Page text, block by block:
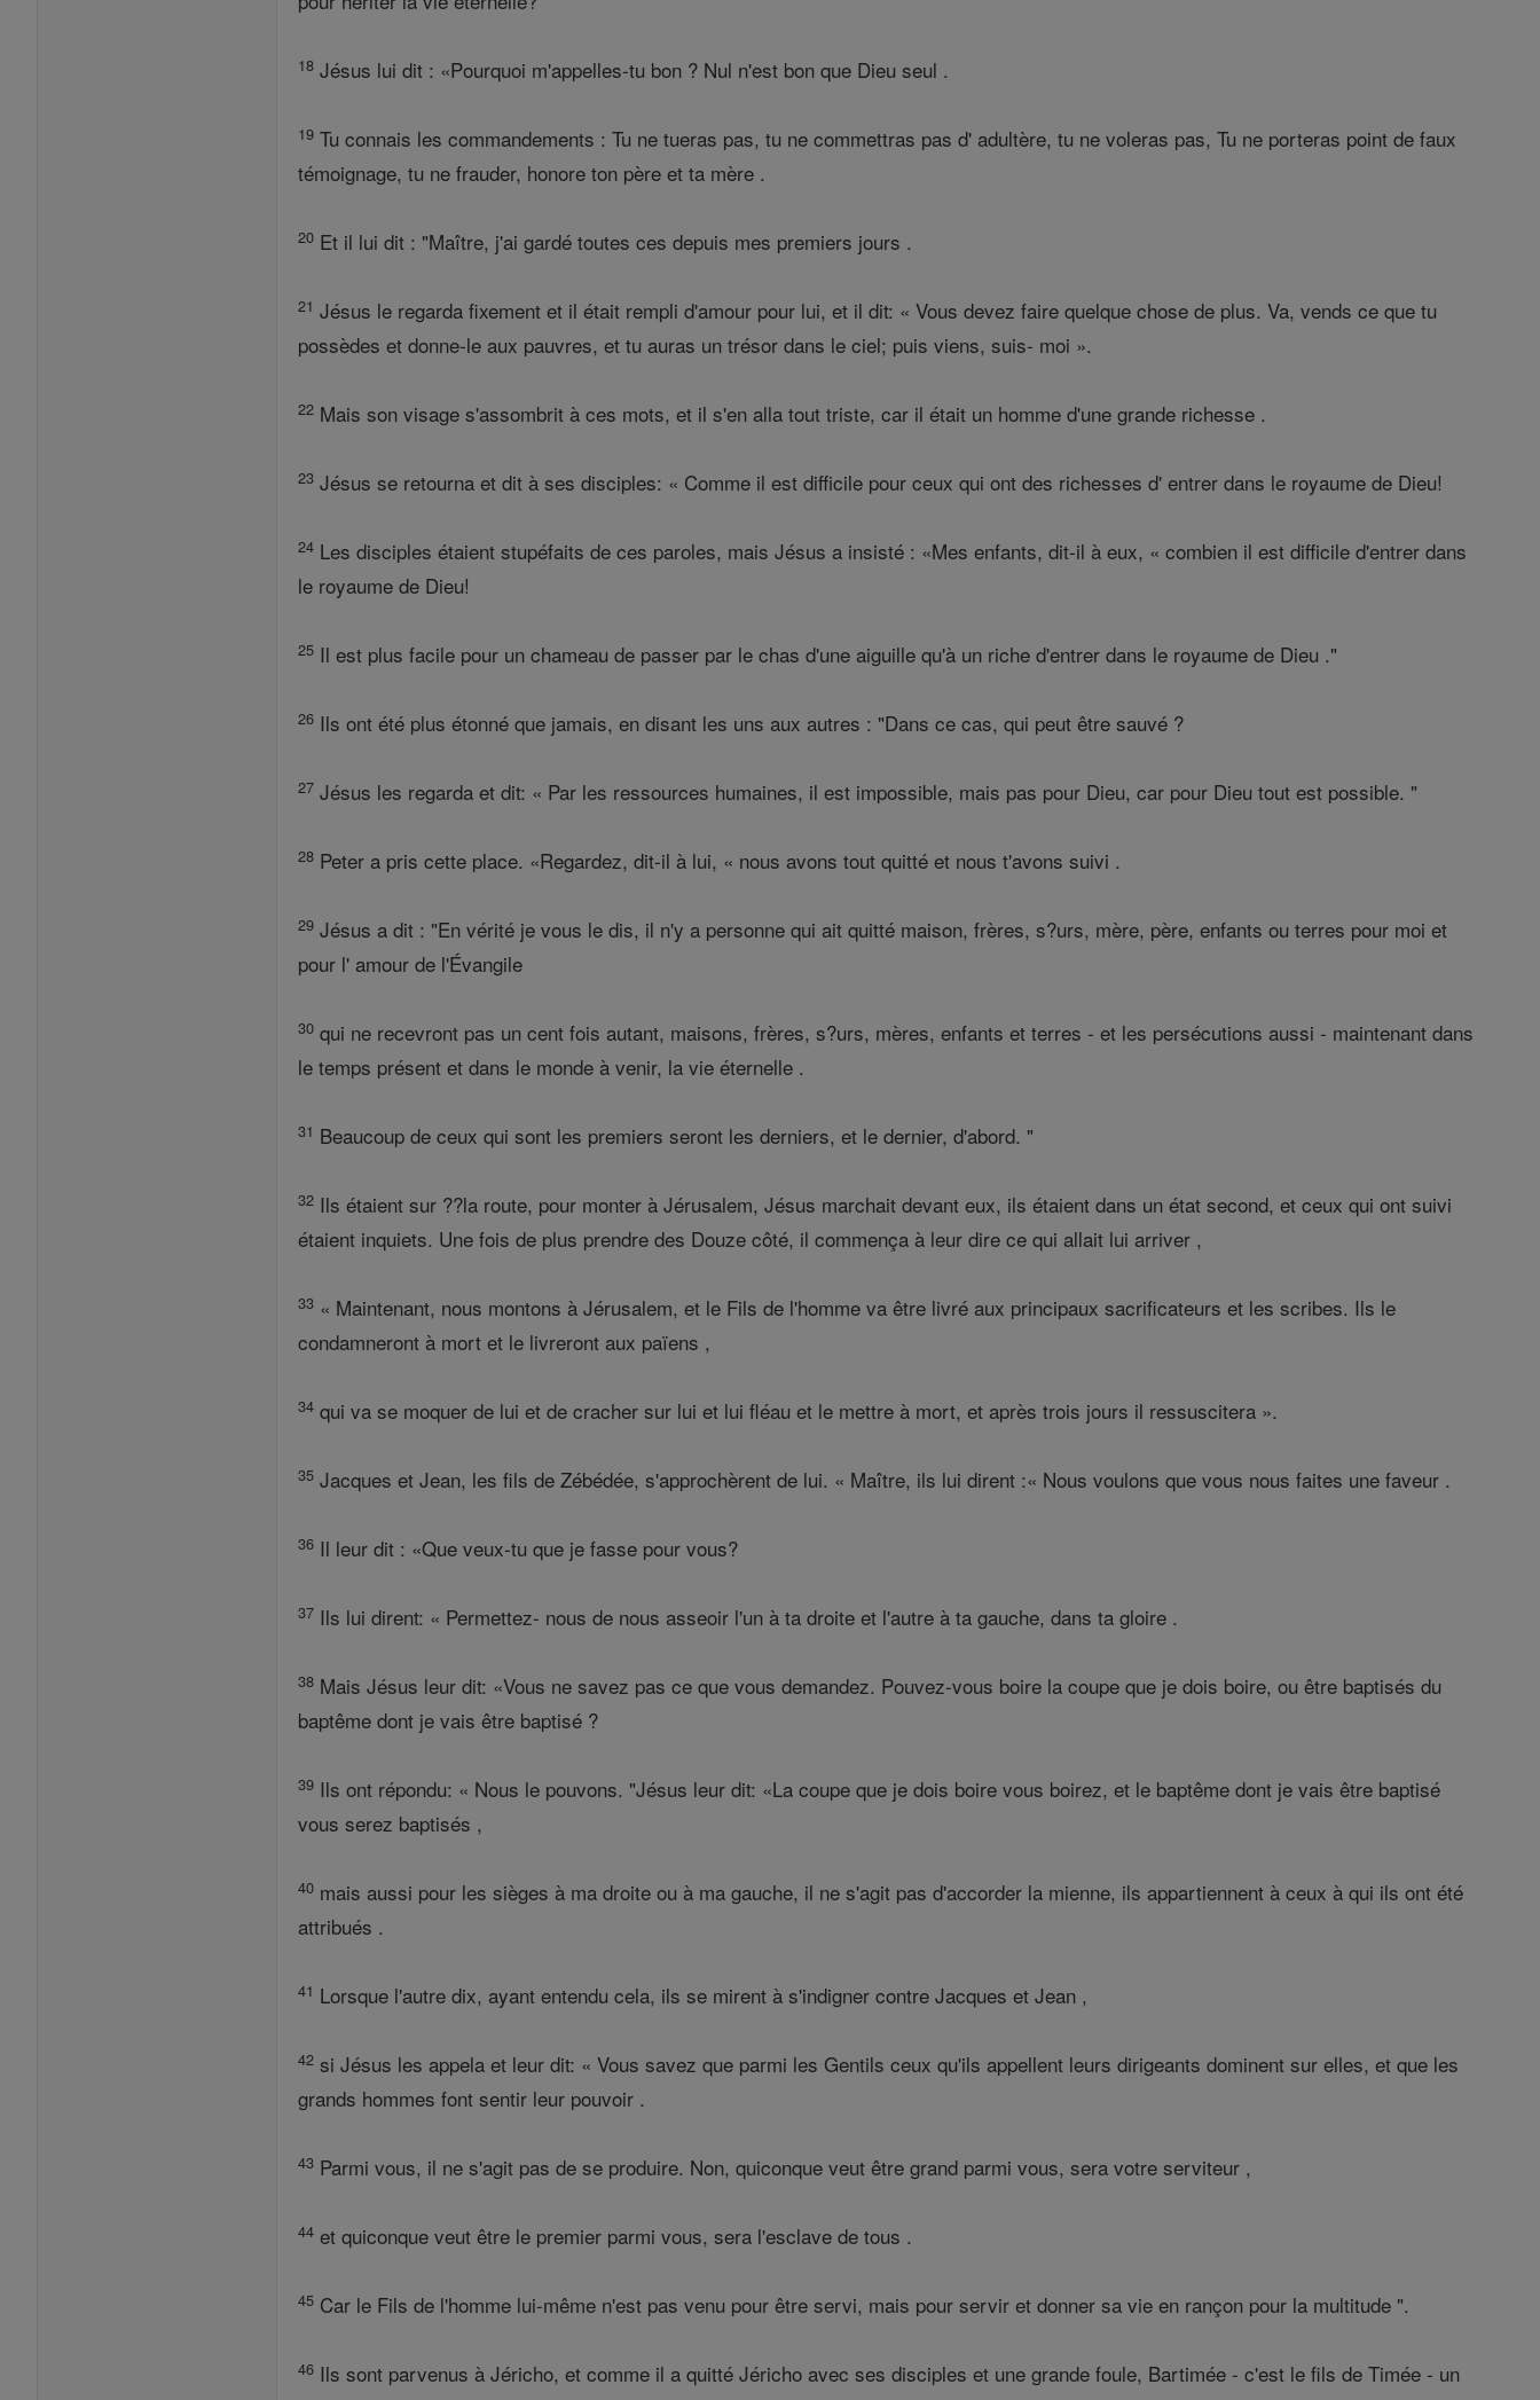
18 Jésus lui dit : «Pourquoi m'appelles-tu bon ? Nul n'est bon que Dieu seul .
19 Tu connais les commandements : Tu ne tueras pas, tu ne commettras pas d' adultère, tu ne voleras pas, Tu ne porteras point de faux
témoignage, tu ne frauder, honore ton père et ta mère .
20 Et il lui dit : "Maître, j'ai gardé toutes ces depuis mes premiers jours .
21 Jésus le regarda fixement et il était rempli d'amour pour lui, et il dit: « Vous devez faire quelque chose de plus. Va, vends ce que tu
possèdes et donne-le aux pauvres, et tu auras un trésor dans le ciel; puis viens, suis- moi ».
22 Mais son visage s'assombrit à ces mots, et il s'en alla tout triste, car il était un homme d'une grande richesse .
23 Jésus se retourna et dit à ses disciples: « Comme il est difficile pour ceux qui ont des richesses d' entrer dans le royaume de Dieu!
24 Les disciples étaient stupéfaits de ces paroles, mais Jésus a insisté : «Mes enfants, dit-il à eux, « combien il est difficile d'entrer dans
le royaume de Dieu!
25 Il est plus facile pour un chameau de passer par le chas d'une aiguille qu'à un riche d'entrer dans le royaume de Dieu ."
26 Ils ont été plus étonné que jamais, en disant les uns aux autres : "Dans ce cas, qui peut être sauvé ?
27 Jésus les regarda et dit: « Par les ressources humaines, il est impossible, mais pas pour Dieu, car pour Dieu tout est possible. "
28 Peter a pris cette place. «Regardez, dit-il à lui, « nous avons tout quitté et nous t'avons suivi .
29 Jésus a dit : "En vérité je vous le dis, il n'y a personne qui ait quitté maison, frères, s?urs, mère, père, enfants ou terres pour moi et
pour l' amour de l'Évangile
30 qui ne recevront pas un cent fois autant, maisons, frères, s?urs, mères, enfants et terres - et les persécutions aussi - maintenant dans
le temps présent et dans le monde à venir, la vie éternelle .
31 Beaucoup de ceux qui sont les premiers seront les derniers, et le dernier, d'abord. "
32 Ils étaient sur ??la route, pour monter à Jérusalem, Jésus marchait devant eux, ils étaient dans un état second, et ceux qui ont suivi
étaient inquiets. Une fois de plus prendre des Douze côté, il commença à leur dire ce qui allait lui arriver ,
33 « Maintenant, nous montons à Jérusalem, et le Fils de l'homme va être livré aux principaux sacrificateurs et les scribes. Ils le
condamneront à mort et le livreront aux païens ,
34 qui va se moquer de lui et de cracher sur lui et lui fléau et le mettre à mort, et après trois jours il ressuscitera ».
35 Jacques et Jean, les fils de Zébédée, s'approchèrent de lui. « Maître, ils lui dirent :« Nous voulons que vous nous faites une faveur .
36 Il leur dit : «Que veux-tu que je fasse pour vous?
37 Ils lui dirent: « Permettez- nous de nous asseoir l'un à ta droite et l'autre à ta gauche, dans ta gloire .
38 Mais Jésus leur dit: «Vous ne savez pas ce que vous demandez. Pouvez-vous boire la coupe que je dois boire, ou être baptisés du
baptême dont je vais être baptisé ?
39 Ils ont répondu: « Nous le pouvons. "Jésus leur dit: «La coupe que je dois boire vous boirez, et le baptême dont je vais être baptisé
vous serez baptisés ,
40 mais aussi pour les sièges à ma droite ou à ma gauche, il ne s'agit pas d'accorder la mienne, ils appartiennent à ceux à qui ils ont été
attribués .
41 Lorsque l'autre dix, ayant entendu cela, ils se mirent à s'indigner contre Jacques et Jean ,
42 si Jésus les appela et leur dit: « Vous savez que parmi les Gentils ceux qu'ils appellent leurs dirigeants dominent sur elles, et que les
grands hommes font sentir leur pouvoir .
43 Parmi vous, il ne s'agit pas de se produire. Non, quiconque veut être grand parmi vous, sera votre serviteur ,
44 et quiconque veut être le premier parmi vous, sera l'esclave de tous .
45 Car le Fils de l'homme lui-même n'est pas venu pour être servi, mais pour servir et donner sa vie en rançon pour la multitude ".
46 Ils sont parvenus à Jéricho, et comme il a quitté Jéricho avec ses disciples et une grande foule, Bartimée - c'est le fils de Timée - un